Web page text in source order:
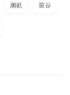
潮紙 笹谷